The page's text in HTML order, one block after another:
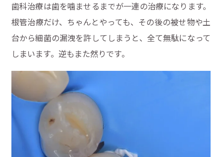
歯科治療は歯を噛ませるまでが一連の治療になります。
根管治療だけ、ちゃんとやっても、その後の被せ物や土
台から細菌の漏洩を許してしまうと、全て無駄になって
しまいます。逆もまた然りです。